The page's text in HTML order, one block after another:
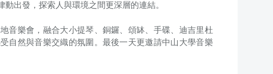
出發，探索人與環境之間更深層的連結。
音樂會，融合大小提琴、銅鑼、頌缽、手碟、迪吉里杜
自然與音樂交織的氛圍。最後一天更邀請中山大學音樂